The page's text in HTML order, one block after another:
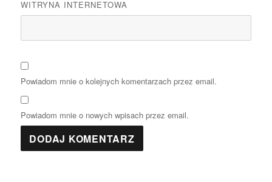
WITRYNA INTERNETOWA
Powiadom mnie o kolejnych komentarzach przez email.
Powiadom mnie o nowych wpisach przez email.